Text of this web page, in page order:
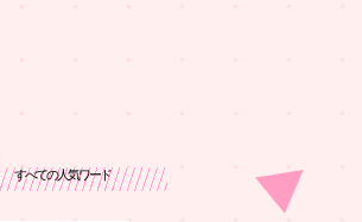
すべての人気ワード